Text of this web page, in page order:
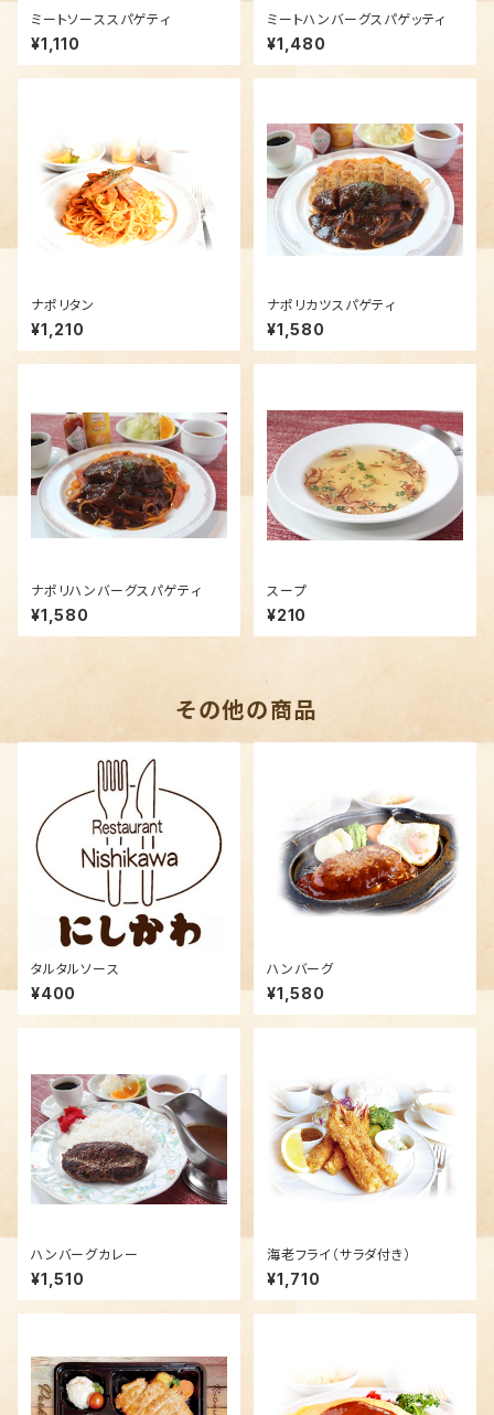
ミートソーススパゲティ
¥1,110
ミートハンバーグスパゲッティ
¥1,480
ナポリタン
¥1,210
ナポリカツスパゲティ
¥1,580
ナポリハンバーグスパゲティ
¥1,580
スープ
¥210
その他の商品
タルタルソース
¥400
ハンバーグ
¥1,580
ハンバーグカレー
¥1,510
海老フライ（サラダ付き）
¥1,710